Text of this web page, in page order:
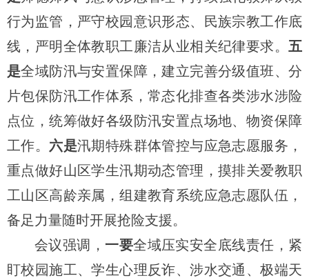
行为监管，严守校园意识形态、民族宗教工作底
线，严明全体教职工廉洁从业相关纪律要求。 五
是全域防汛与安置保障，建立完善分级值班、分
片包保防汛工作体系，常态化排查各类涉水涉险
点位，统筹做好各级防汛安置点场地、物资保障
工作。 六是汛期特殊群体管控与应急志愿服务，
重点做好山区学生汛期动态管理，摸排关爱教职
工山区高龄亲属，组建教育系统应急志愿队伍，
备足力量随时开展抢险支援。
会议强调， 一要全域压实安全底线责任，紧
盯校园施工、学生心理反诈、涉水交通、极端天